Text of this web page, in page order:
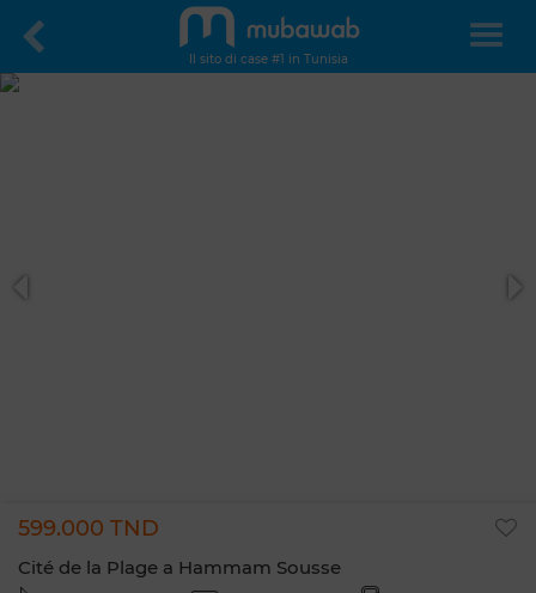
Il sito di case #1 in Tunisia
599.000 TND
Cité de la Plage a Hammam Sousse